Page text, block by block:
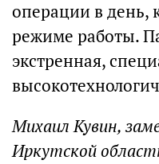
операции в день,
режиме работы.
экстренная,
Михаил Кувин,
Иркутской